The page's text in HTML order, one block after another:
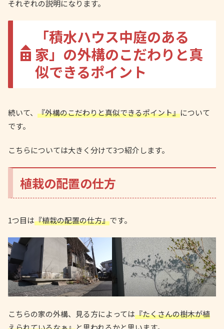
それぞれの説明になります。
「積水ハウス中庭のある
家」の外構のこだわりと真
似できるポイント
続いて、 『外構のこだわりと真似できるポイント』について
です。
こちらについては大きく分けて3つ紹介します。
植栽の配置の仕方
1つ目は『植栽の配置の仕方』です。
こちらの家の外構、見る方によっては『たくさんの樹木が植